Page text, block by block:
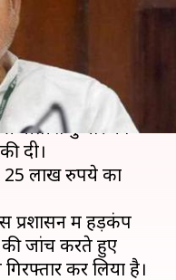
के बीच मंगलवार
नीतीश कुमार को
दी।
25 लाख रुपये का
प्रशासन में हड़कंप
जांच करते हुए